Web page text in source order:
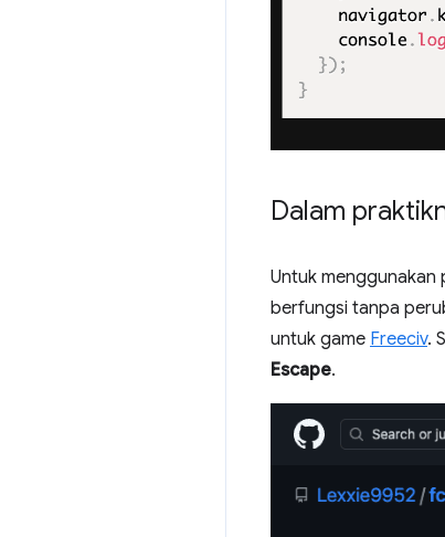
Dalam
Untuk menggunakan
berfungsi tanpa
untuk game Freeciv.
Escape.